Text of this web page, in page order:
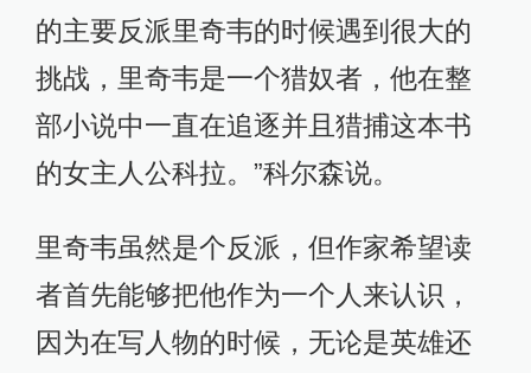
的主要反派里奇韦的时候遇到很大的
挑战，里奇韦是一个猎奴者，他在整
部小说中一直在追逐并且猎捕这本书
的女主人公科拉。”科尔森说。
里奇韦虽然是个反派，但作家希望读
者首先能够把他作为一个人来认识，
因为在写人物的时候，无论是英雄还